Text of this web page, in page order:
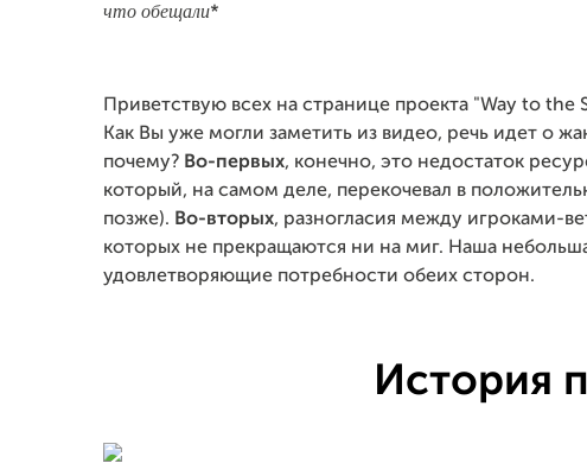
что обещали*
Приветствую всех на странице проекта "Way to the
Как Вы уже могли заметить из видео, речь идет о
почему? Во-первых, конечно, это недостаток
который, на самом деле, перекочевал в
позже). Во-вторых, разногласия между игроками-
которых не прекращаются ни на миг. Наша
удовлетворяющие потребности обеих сторон.
История